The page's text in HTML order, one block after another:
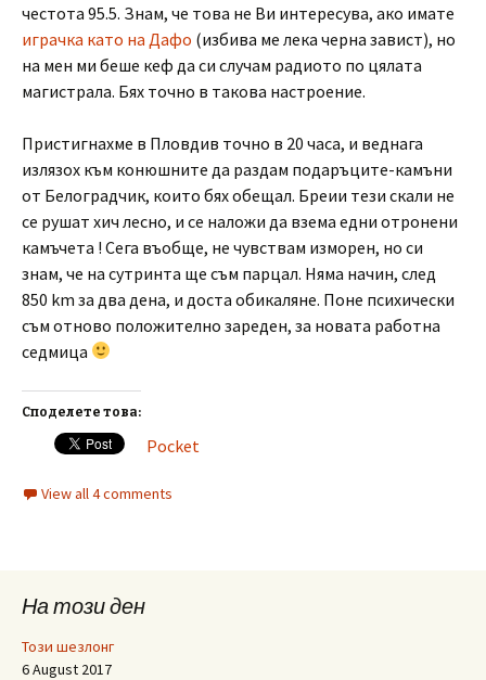
честота 95.5. Знам, че това не Ви интересува, ако имате
играчка като на Дафо (избива ме лека черна завист), но
на мен ми беше кеф да си случам радиото по цялата
магистрала. Бях точно в такова настроение.
Пристигнахме в Пловдив точно в 20 часа, и веднага
излязох към конюшните да раздам подаръците-камъни
от Белоградчик, които бях обещал. Бреии тези скали не
се рушат хич лесно, и се наложи да взема едни отронени
камъчета ! Сега въобще, не чувствам изморен, но си
знам, че на сутринта ще съм парцал. Няма начин, след
850 km за два дена, и доста обикаляне. Поне психически
съм отново положително зареден, за новата работна
седмица
Споделете това:
Pocket
View all 4 comments
На този ден
Този шезлонг
6 August 2017